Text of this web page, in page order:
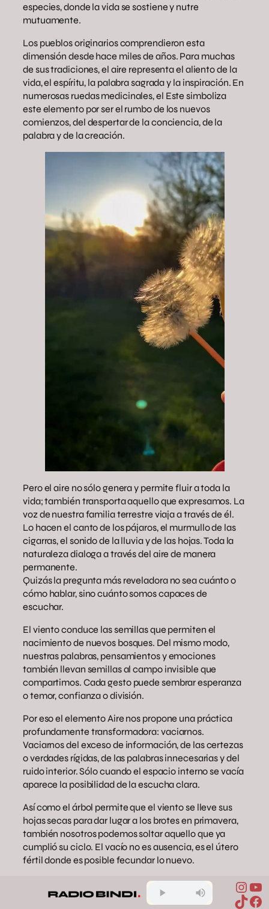
especies, donde la vida se sostiene y nutre
mutuamente.
Los pueblos originarios comprendieron esta
dimensión desde hace miles de años. Para muchas
de sus tradiciones, el aire representa el aliento de la
vida, el espíritu, la palabra sagrada y la inspiración. En
numerosas ruedas medicinales, el Este simboliza
este elemento por ser el rumbo de los nuevos
comienzos, del despertar de la conciencia, de la
palabra y de la creación.
Pero el aire no sólo genera y permite fluir a toda la
vida; también transporta aquello que expresamos. La
voz de nuestra familia terrestre viaja a través de él.
Lo hacen el canto de los pájaros, el murmullo de las
cigarras, el sonido de la lluvia y de las hojas. Toda la
naturaleza dialoga a través del aire de manera
permanente.
Quizás la pregunta más reveladora no sea cuánto o
cómo hablar, sino cuánto somos capaces de
escuchar.
El viento conduce las semillas que permiten el
nacimiento de nuevos bosques. Del mismo modo,
nuestras palabras, pensamientos y emociones
también llevan semillas al campo invisible que
compartimos. Cada gesto puede sembrar esperanza
o temor, confianza o división.
Por eso el elemento Aire nos propone una práctica
profundamente transformadora: vaciarnos.
Vaciarnos del exceso de información, de las certezas
o verdades rígidas, de las palabras innecesarias y del
ruido interior. Sólo cuando el espacio interno se vacía
aparece la posibilidad de la escucha clara.
Así como el árbol permite que el viento se lleve sus
hojas secas para dar lugar a los brotes en primavera,
también nosotros podemos soltar aquello que ya
cumplió su ciclo. El vacío no es ausencia, es el útero
fértil donde es posible fecundar lo nuevo.
02/07/2026